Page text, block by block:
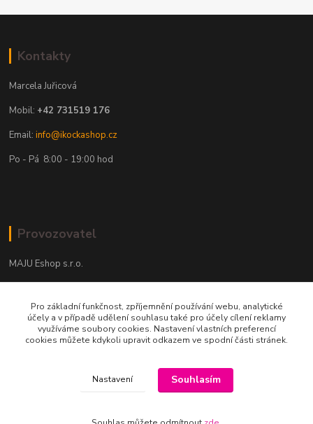
Kontakty
Marcela Juřicová
Mobil: +42 731519 176
Email:info@ikockashop.cz
Po - Pá 8:00 - 19:00 hod
Provozovatel
MAJU Eshop s.r.o.
702 00 Ostrava
IČ: 09674799
Pro základní funkčnost, zpříjemnění používání webu, analytické
účely a v případě udělení souhlasu také pro účely cílení reklamy
využíváme soubory cookies. Nastavení vlastních preferencí
cookies můžete kdykoli upravit odkazem ve spodní části stránek.
Nastavení Souhlasím